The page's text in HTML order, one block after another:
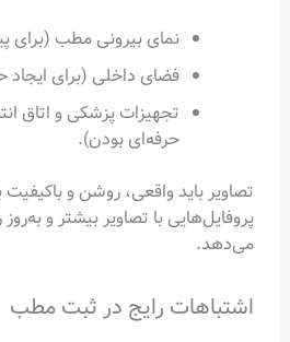
نمای بیرونی مطب (برای
فضای داخلی (برای
تجهیزات پزشکی و اتاق
حرفه‌ای بودن).
تصاویر باید واقعی، روشن و
پروفایل‌هایی با تصاویر بیشتر و به‌روز
می‌دهد.
اشتباهات رایج در ثبت مطب